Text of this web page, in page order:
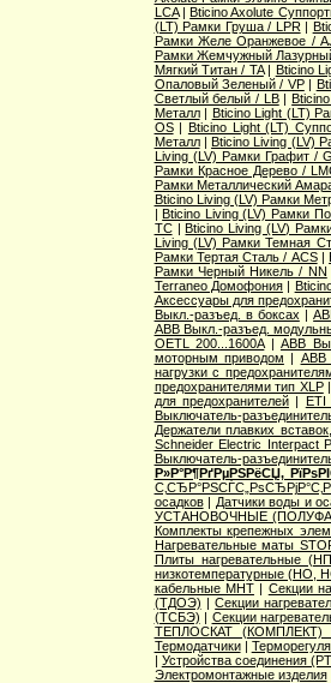
LCA|Bticino Axolute
(LT) Рамки Груша / LPR|
Рамки Желе Оранжевое /
Рамки Жемчужный
Мягкий Титан / TA| Bticino
Опаловый Зеленый / VP|
Светлый белый / LB|
Металл| Bticino Light (LT)
OS| Bticino Light (LT)
Металл|Bticino Living (LV)
Living (LV) Рамки Графит /
Рамки Красное Дерево /
Рамки Металлический
Bticino Living (LV) Рамки
|Bticino Living (LV) Рамки
TC|Bticino Living (LV)
Living (LV) Рамки Темная
Рамки Тертая Сталь / ACS|
Рамки Черный Никель / NN
Terraneo Домофония|
Аксессуары для
Выкл.-разъед. в боксах |
ABB Выкл.-разъед.
OETL 200...1600A| ABB
моторным приводом | ABB
нагрузки с
предохранителями тип XLP
для предохранителей| ETI
Выключатель-
Держатели плавких
Schneider Electric Interpact
Выключатель-
Р»Р°Р¶РґРµРЅРёСЏ,
осадков| Датчики воды и
УСТАНОВОЧНЫЕ
Комплекты крепежных
Нагревательные маты
Плиты нагревательные
низкотемпературные
кабельные МНТ| Секции
(ТДОЭ) |Секции
(ТСБЭ) | Секции
ТЕПЛОСКАТ (КОМПЛЕКТ)
Термодатчики|
| Устройства соединения
Электромонтажные изделия